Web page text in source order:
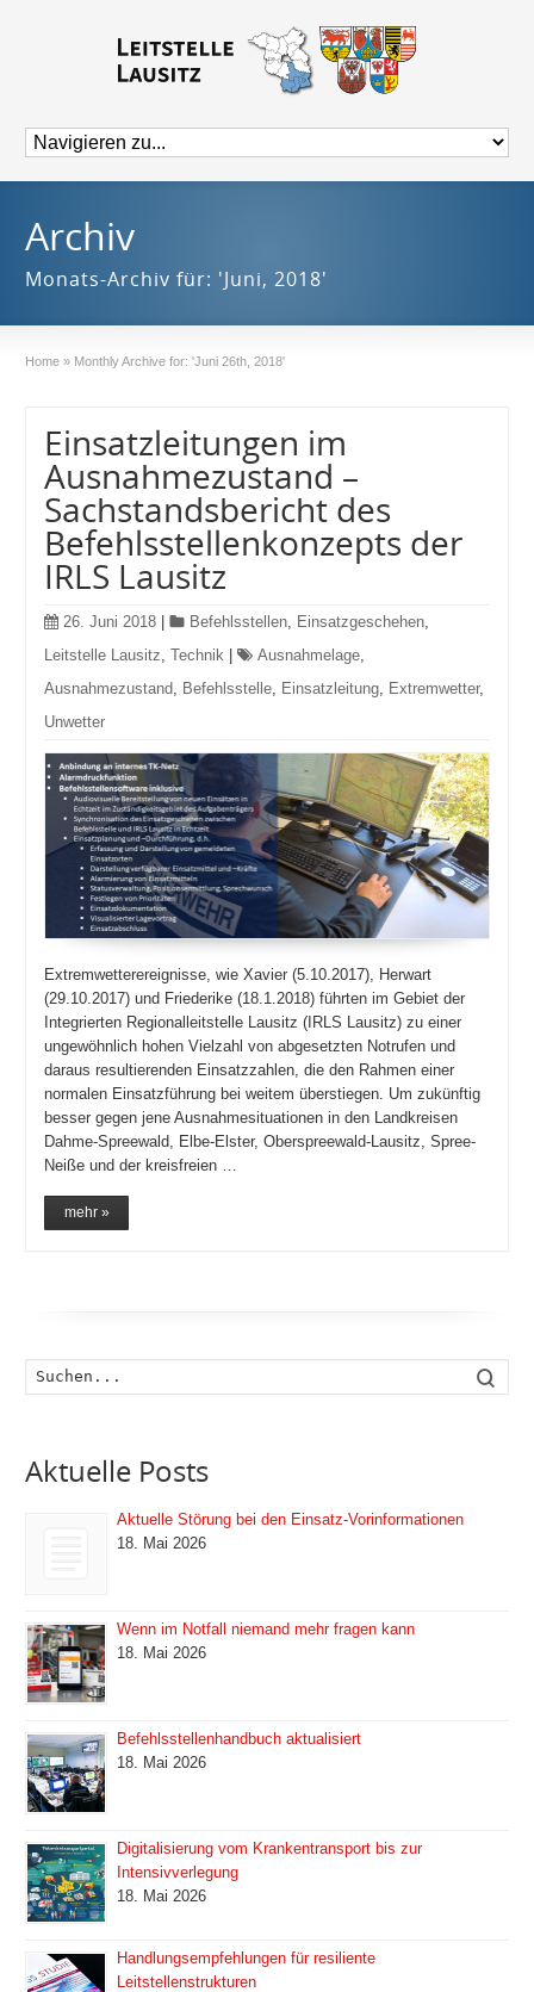
Archiv
Monats-Archiv für: 'Juni, 2018'
Home » Monthly Archive for: 'Juni 26th, 2018'
Einsatzleitungen im
Ausnahmezustand –
Sachstandsbericht des
Befehlsstellenkonzepts der
IRLS Lausitz
26. Juni 2018 Befehlsstellen, Einsatzgeschehen,
Leitstelle Lausitz,Technik Ausnahmelage,
Ausnahmezustand, Befehlsstelle, Einsatzleitung, Extremwetter,
Unwetter
Extremwetterereignisse, wie Xavier (5.10.2017), Herwart
(29.10.2017) und Friederike (18.1.2018) führten im Gebiet der
Integrierten Regionalleitstelle Lausitz (IRLS Lausitz) zu einer
ungewöhnlich hohen Vielzahl von abgesetzten Notrufen und
daraus resultierenden Einsatzzahlen, die den Rahmen einer
normalen Einsatzführung bei weitem überstiegen. Um zukünftig
besser gegen jene Ausnahmesituationen in den Landkreisen
Dahme-Spreewald, Elbe-Elster, Oberspreewald-Lausitz, Spree-
Neiße und der kreisfreien …
mehr »
Aktuelle Posts
Aktuelle Störung bei den Einsatz-Vorinformationen
18. Mai 2026
Wenn im Notfall niemand mehr fragen kann
18. Mai 2026
Befehlsstellenhandbuch aktualisiert
18. Mai 2026
Digitalisierung vom Krankentransport bis zur
Intensivverlegung
18. Mai 2026
Handlungsempfehlungen für resiliente
Leitstellenstrukturen